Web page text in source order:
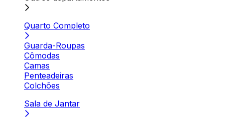
Quarto Completo
Guarda-Roupas
Cômodas
Camas
Penteadeiras
Colchões
Sala de Jantar